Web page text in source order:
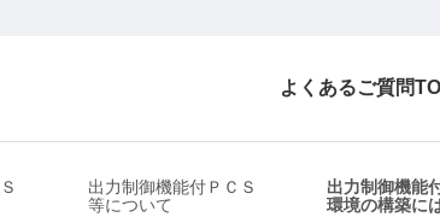
よくあるご質問
出力制御機能付ＰＣＳ
等について
出力制御機能
環境の構築に